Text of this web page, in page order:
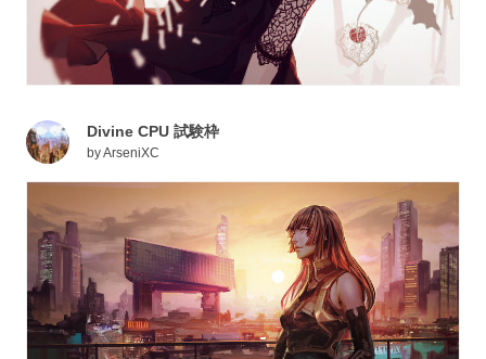
Divine CPU 試験枠
byArseniXC